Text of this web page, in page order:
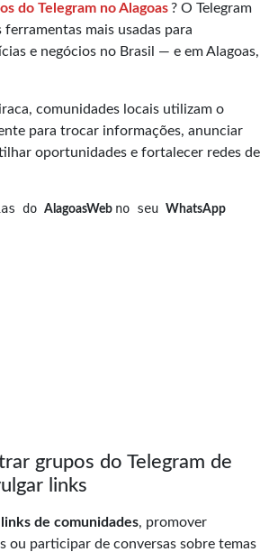
do Telegram no Alagoas ? O Telegram
mais usadas para
e negócios no Brasil — e em Alagoas,
comunidades locais utilizam o
para trocar informações, anunciar
oportunidades e fortalecer redes de
do AlagoasWeb no seu WhatsApp
grupos do Telegram de
links
de comunidades, promover
ou participar de conversas sobre temas